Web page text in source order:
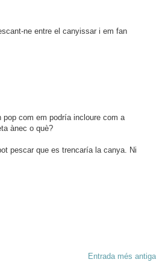
ne entre el canyissar i em fan
com em podría incloure com a
ànec o què?
pescar que es trencaría la canya. Ni
Entrada més antiga